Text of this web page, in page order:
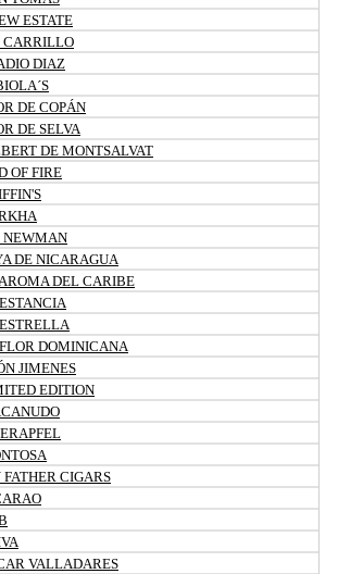
ESTATE
CARRILLO
DIAZ
DE COPÁN
DE SELVA
DE MONTSALVAT
OF FIRE
NEWMAN
DE NICARAGUA
DEL CARIBE
DOMINICANA
JIMENES
EDITION
CIGARS
VALLADARES